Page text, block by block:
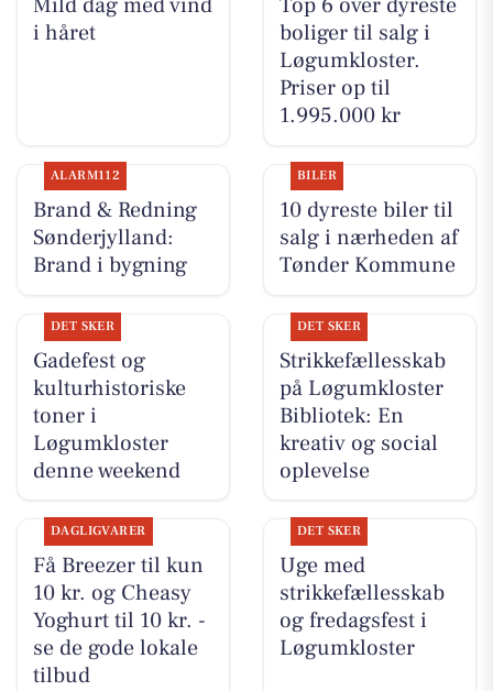
i håret
boliger til salg i
Løgumkloster.
Priser op til
1.995.000 kr
ALARM112
Brand & Redning
Sønderjylland:
Brand i bygning
BILER
10 dyreste biler til
salg i nærheden af
Tønder Kommune
DET SKER
Gadefest og
kulturhistoriske
toner i
Løgumkloster
denne weekend
DET SKER
Strikkefællesskab
på Løgumkloster
Bibliotek: En
kreativ og social
oplevelse
DAGLIGVARER
Få Breezer til kun
10 kr. og Cheasy
Yoghurt til 10 kr. -
se de gode lokale
tilbud
DET SKER
Uge med
strikkefællesskab
og fredagsfest i
Løgumkloster